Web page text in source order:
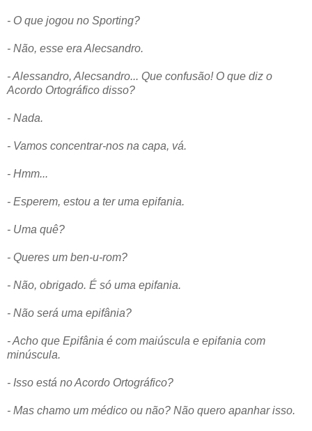
- O que jogou no Sporting?
- Não, esse era Alecsandro.
- Alessandro, Alecsandro... Que confusão! O que diz o
Acordo Ortográfico disso?
- Nada.
- Vamos concentrar-nos na capa, vá.
- Hmm...
- Esperem, estou a ter uma epifania.
- Uma quê?
- Queres um ben-u-rom?
- Não, obrigado. É só uma epifania.
- Não será uma epifânia?
- Acho que Epifânia é com maiúscula e epifania com
minúscula.
- Isso está no Acordo Ortográfico?
- Mas chamo um médico ou não? Não quero apanhar isso.